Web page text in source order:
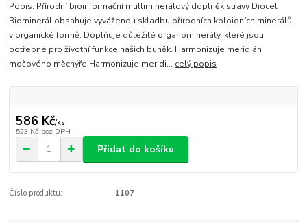
Popis: Přírodní bioinformační multiminerálový doplněk stravy Diocel
Biominerál obsahuje vyváženou skladbu přírodních koloidních minerálů
v organické formě. Doplňuje důležité organominerály, které jsou
potřebné pro životní funkce našich buněk. Harmonizuje meridián
močového měchýře Harmonizuje meridi... celý popis
586 Kč/ks
523 Kč bez DPH
Přidat do košíku
Číslo produktu: 1107